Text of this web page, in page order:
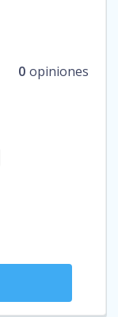
0 opiniones